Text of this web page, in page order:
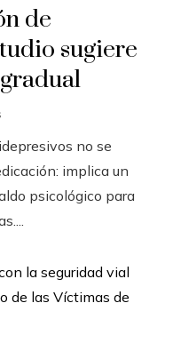
de
sugiere
no se
implica un
psicológico para